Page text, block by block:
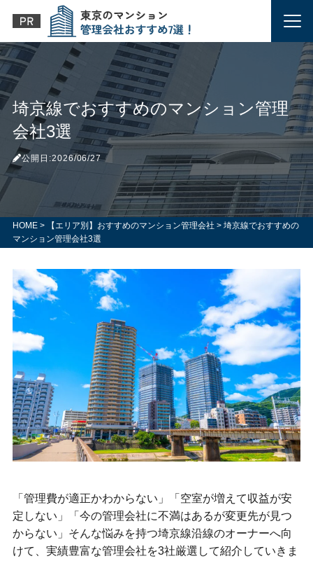
埼京線でおすすめのマンション管理
会社3選
公開日:2026/06/27
HOME> 【エリア別】おすすめのマンション管理会社 > 埼京線でおすすめの
マンション管理会社3選
「管理費が適正かわからない」「空室が増えて収益が安
定しない」「今の管理会社に不満はあるが変更先が見つ
からない」そんな悩みを持つ埼京線沿線のオーナーへ向
けて、実績豊富な管理会社を3社厳選して紹介していきま